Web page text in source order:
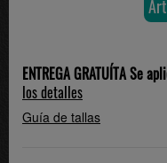
ENTREGA GRATUÍTA Se
los detalles
Guía de tallas